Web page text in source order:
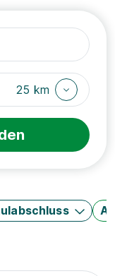
25 km